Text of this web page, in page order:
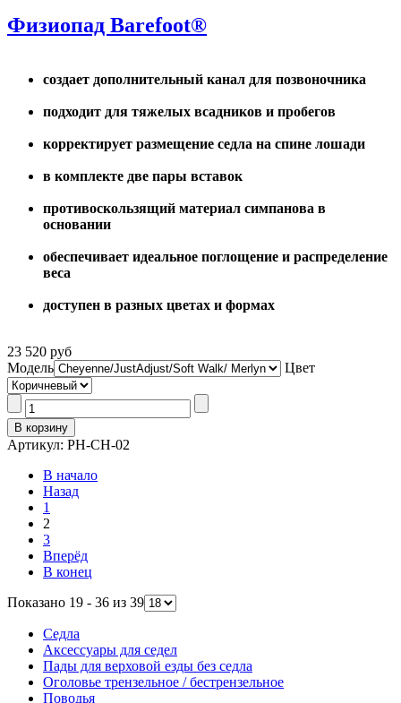
Физиопад Barefoot®
создает дополнительный канал для позвоночника
подходит для тяжелых всадников и пробегов
корректирует размещение седла на спине лошади
в комплекте две пары вставок
противоскользящий материал симпанова в
основании
обеспечивает идеальное поглощение и распределение
веса
доступен в разных цветах и формах
23 520 руб
Модель
Цвет
Артикул: PH-CH-02
В начало
Назад
1
2
3
Вперёд
В конец
Показано 19 - 36 из 39
Седла
Аксессуары для седел
Пады для верховой езды без седла
Оголовье трензельное / бестрензельное
Поводья